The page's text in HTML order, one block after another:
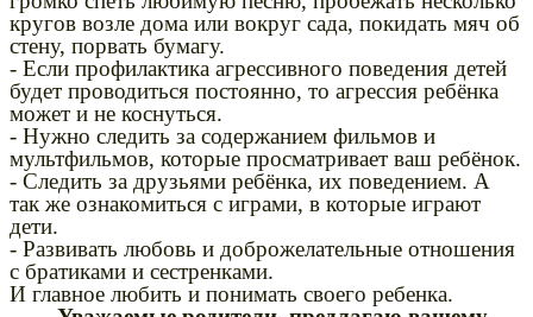
кругов возле дома или вокруг сада, покидать мяч об
стену, порвать бумагу.
- Если профилактика агрессивного поведения детей
будет проводиться постоянно, то агрессия ребёнка
может и не коснуться.
- Нужно следить за содержанием фильмов и
мультфильмов, которые просматривает ваш ребёнок.
- Следить за друзьями ребёнка, их поведением. А
так же ознакомиться с играми, в которые играют
дети.
- Развивать любовь и доброжелательные отношения
с братиками и сестренками.
И главное любить и понимать своего ребенка.